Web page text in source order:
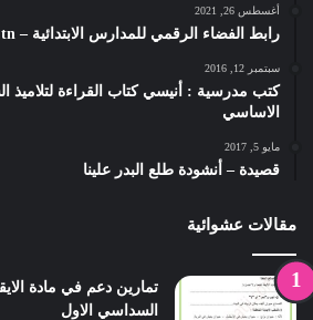
أغسطس 26, 2021
رابط الفضاء الرقمي للمدارس الابتدائية – CNTE www.ent.cnte.tn
سبتمبر 12, 2016
كتب مدرسية : أنيسي كتاب القراءة لتلاميذ
الاساسي
مايو 5, 2017
قصيدة – أنشودة طلع البدر علينا
مقالات عشوائية
تمارين دعم في مادة
السداسي الاول